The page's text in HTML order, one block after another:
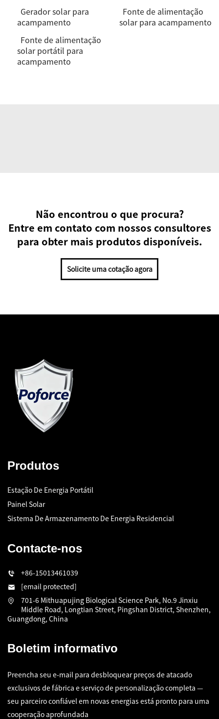
Gerador solar para
acampamento
Fonte de alimentação
solar para acampamento
Fonte de alimentação
solar portátil para
acampamento
Não encontrou o que procura?
Entre em contato com nossos consultores
para obter mais produtos disponíveis.
Solicite uma cotação agora
Produtos
Estação De Energia Portátil
Painel Solar
Sistema De Armazenamento De Energia Residencial
Contacte-nos
+86-15013461039
[email protected]
701-6 Mithuapujing Biological Science Park, No.9 Jinxiu
Middle Road, Longtian Street, Pingshan District, Shenzhen,
Guangdong, China
Boletim informativo
Preencha seu e-mail para desbloquear preços de atacado
exclusivos de fábrica e serviço de personalização completa —
seu parceiro confiável em novas energias está pronto para uma
cooperação aprofundada